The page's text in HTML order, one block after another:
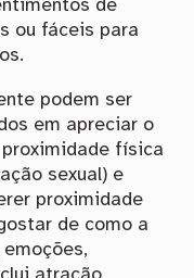
de
ou fáceis para
podem ser
em apreciar o
física
sexual) e
proximidade
de como a